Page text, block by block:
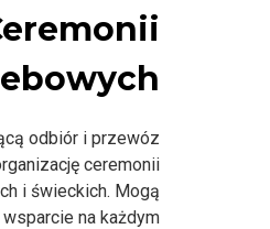
odbiór i przewóz
ceremonii
i świeckich. Mogą
na każdym